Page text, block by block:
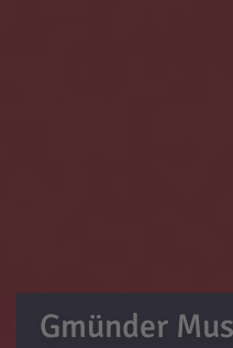
Gmünder